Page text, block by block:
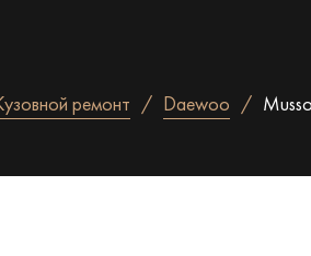
ремонт Daewoo